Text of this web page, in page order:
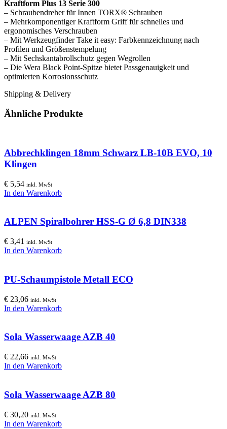
Kraftform Plus 13 Serie 300
– Schraubendreher für Innen TORX® Schrauben
– Mehrkomponentiger Kraftform Griff für schnelles und
ergonomisches Verschrauben
– Mit Werkzeugfinder Take it easy: Farbkennzeichnung nach
Profilen und Größenstempelung
– Mit Sechskantabrollschutz gegen Wegrollen
– Die Wera Black Point-Spitze bietet Passgenauigkeit und
optimierten Korrosionsschutz
Shipping & Delivery
Ähnliche Produkte
Abbrechklingen 18mm Schwarz LB-10B EVO, 10
Klingen
€ 5,54 inkl. MwSt
In den Warenkorb
ALPEN Spiralbohrer HSS-G Ø 6,8 DIN338
€ 3,41 inkl. MwSt
In den Warenkorb
PU-Schaumpistole Metall ECO
€ 23,06 inkl. MwSt
In den Warenkorb
Sola Wasserwaage AZB 40
€ 22,66 inkl. MwSt
In den Warenkorb
Sola Wasserwaage AZB 80
€ 30,20 inkl. MwSt
In den Warenkorb